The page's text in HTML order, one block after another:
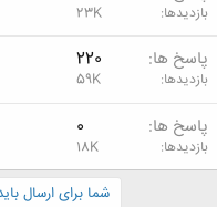
بازدیدها 23K
پاسخ ها 220
بازدیدها 59K
پاسخ ها 0
بازدیدها 18K
شما برای ارسال